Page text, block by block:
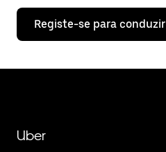
Registe-se para conduzir
Uber